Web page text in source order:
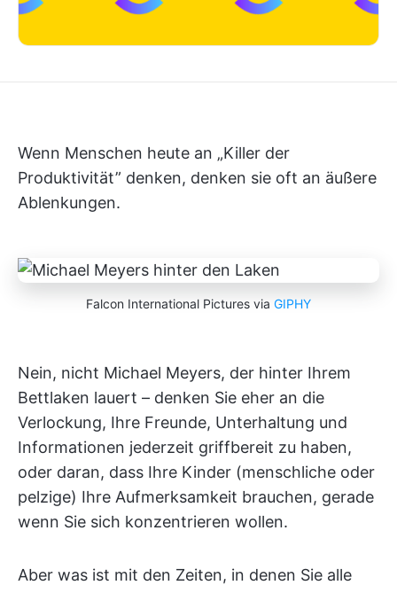
Wenn Menschen heute an „Killer der
Produktivität” denken, denken sie oft an äußere
Ablenkungen.
Falcon International Pictures via GIPHY
Nein, nicht Michael Meyers, der hinter Ihrem
Bettlaken lauert – denken Sie eher an die
Verlockung, Ihre Freunde, Unterhaltung und
Informationen jederzeit griffbereit zu haben,
oder daran, dass Ihre Kinder (menschliche oder
pelzige) Ihre Aufmerksamkeit brauchen, gerade
wenn Sie sich konzentrieren wollen.
Aber was ist mit den Zeiten, in denen Sie alle